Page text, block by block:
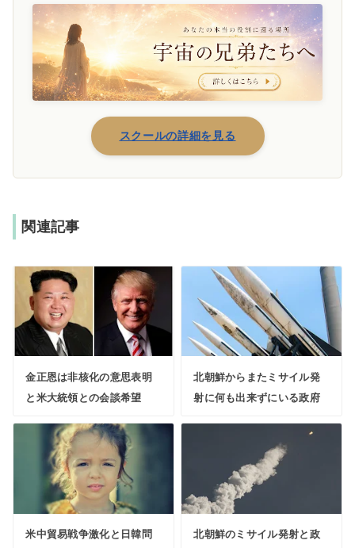
スクールの詳細を見る
関連記事
金正恩は非核化の意思表明
と米大統領との会談希望
北朝鮮からまたミサイル発
射に何も出来ずにいる政府
米中貿易戦争激化と日韓問
北朝鮮のミサイル発射と政